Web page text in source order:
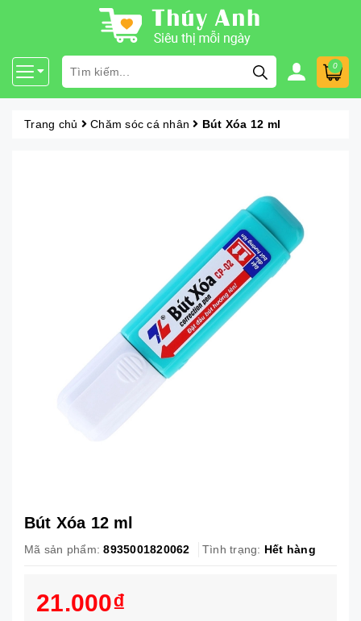
0
Trang chủ Chăm sóc cá nhân Bút Xóa 12 ml
Bút Xóa 12 ml
Mã sản phẩm: 8935001820062 Tình trạng: Hết hàng
21.000₫